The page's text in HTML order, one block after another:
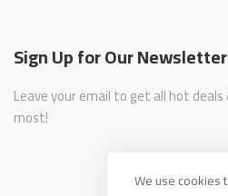
Sign Up for Our Newsletter
Leave your email to get all hot
most!
We use cookies